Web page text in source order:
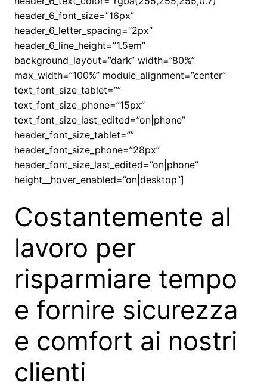
header_6_font_size=”16px”
header_6_letter_spacing=”2px”
header_6_line_height=”1.5em”
background_layout=”dark” width=”80%”
max_width=”100%” module_alignment=”center”
text_font_size_tablet=””
text_font_size_phone=”15px”
text_font_size_last_edited=”on|phone”
header_font_size_tablet=””
header_font_size_phone=”28px”
header_font_size_last_edited=”on|phone”
height__hover_enabled=”on|desktop”]
Costantemente al
lavoro per
risparmiare tempo
e fornire sicurezza
e comfort ai nostri
clienti